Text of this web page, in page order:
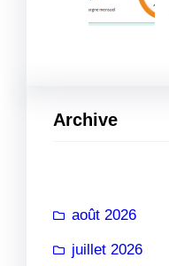
Archive
août 2026
juillet 2026